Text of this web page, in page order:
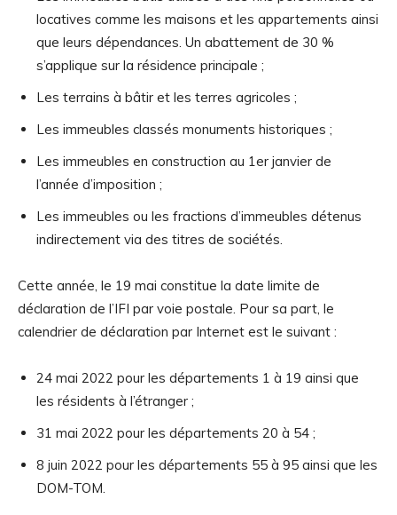
locatives comme les maisons et les appartements ainsi
que leurs dépendances. Un abattement de 30 %
s’applique sur la résidence principale ;
Les terrains à bâtir et les terres agricoles ;
Les immeubles classés monuments historiques ;
Les immeubles en construction au 1er janvier de
l’année d’imposition ;
Les immeubles ou les fractions d’immeubles détenus
indirectement via des titres de sociétés.
Cette année, le 19 mai constitue la date limite de
déclaration de l’IFI par voie postale. Pour sa part, le
calendrier de déclaration par Internet est le suivant :
24 mai 2022 pour les départements 1 à 19 ainsi que
les résidents à l’étranger ;
31 mai 2022 pour les départements 20 à 54 ;
8 juin 2022 pour les départements 55 à 95 ainsi que les
DOM-TOM.